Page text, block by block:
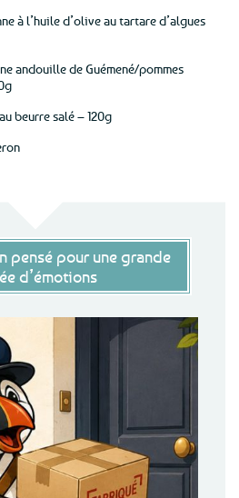
à l’huile d’olive au tartare d’algues
andouille de Guémené/pommes
beurre salé – 120g
pensé pour une grande
d’émotions